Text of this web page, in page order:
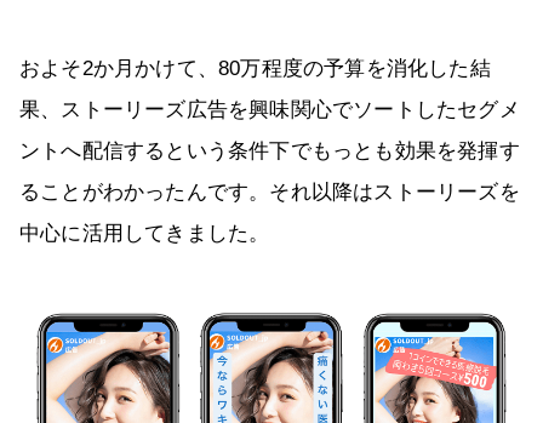
およそ2か月かけて、80万程度の予算を消化した結
果、ストーリーズ広告を興味関心でソートしたセグメ
ントへ配信するという条件下でもっとも効果を発揮す
ることがわかったんです。それ以降はストーリーズを
中心に活用してきました。